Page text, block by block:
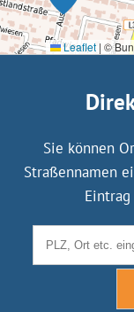
Leaflet | ©
Sie können
Straßennamen